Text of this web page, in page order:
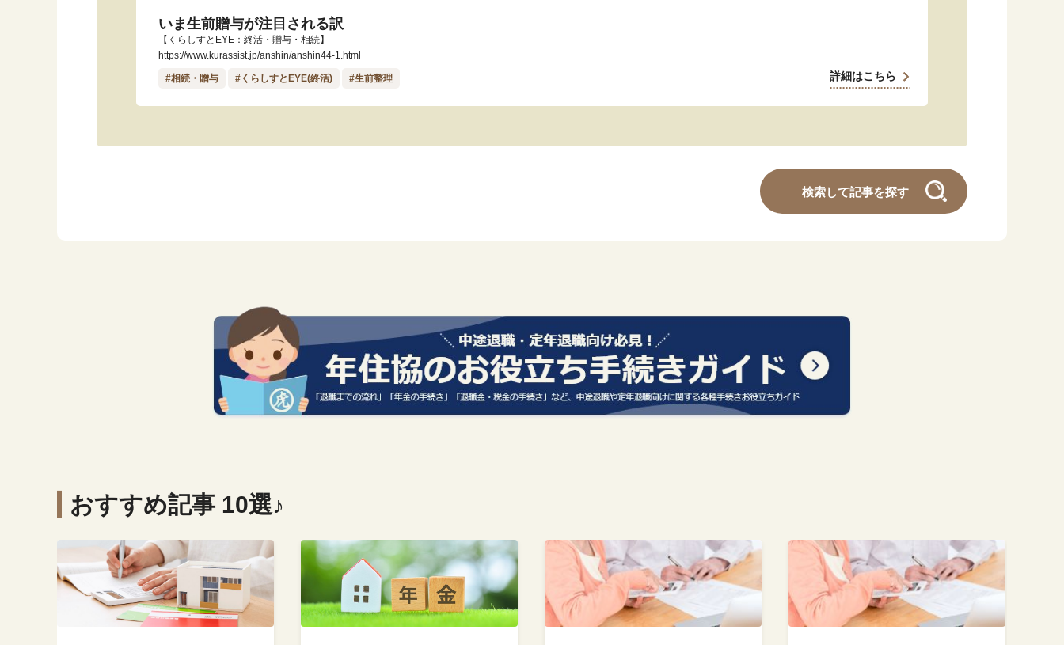
「家計」に関する記事
くらしすとについて
いま生前贈与が注目される訳
【くらしすとEYE：終活・贈与・相続】
https://www.kurassist.jp/anshin/anshin44-1.html
#相続・贈与 #くらしすとEYE(終活) #生前整理 詳細はこちら
検索して記事を探す
おすすめ記事 10選♪